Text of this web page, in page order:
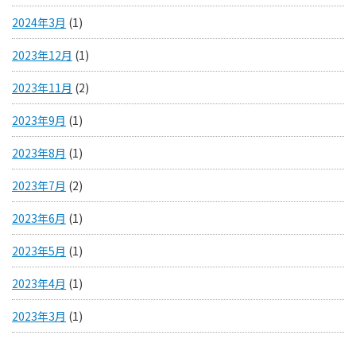
2024年3月 (1)
2023年12月 (1)
2023年11月 (2)
2023年9月 (1)
2023年8月 (1)
2023年7月 (2)
2023年6月 (1)
2023年5月 (1)
2023年4月 (1)
2023年3月 (1)